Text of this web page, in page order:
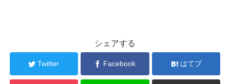
シェアする
Twitter Facebook はてブ